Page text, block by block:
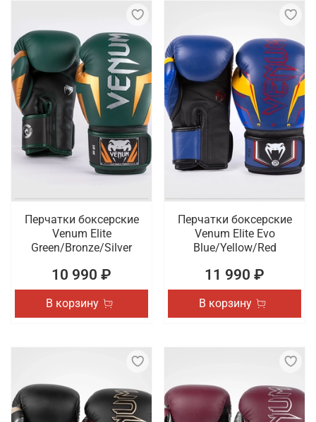
Перчатки боксерские
Venum Elite
Green/Bronze/Silver
10 990 ₽
В корзину
Перчатки боксерские
Venum Elite Evo
Blue/Yellow/Red
11 990 ₽
В корзину